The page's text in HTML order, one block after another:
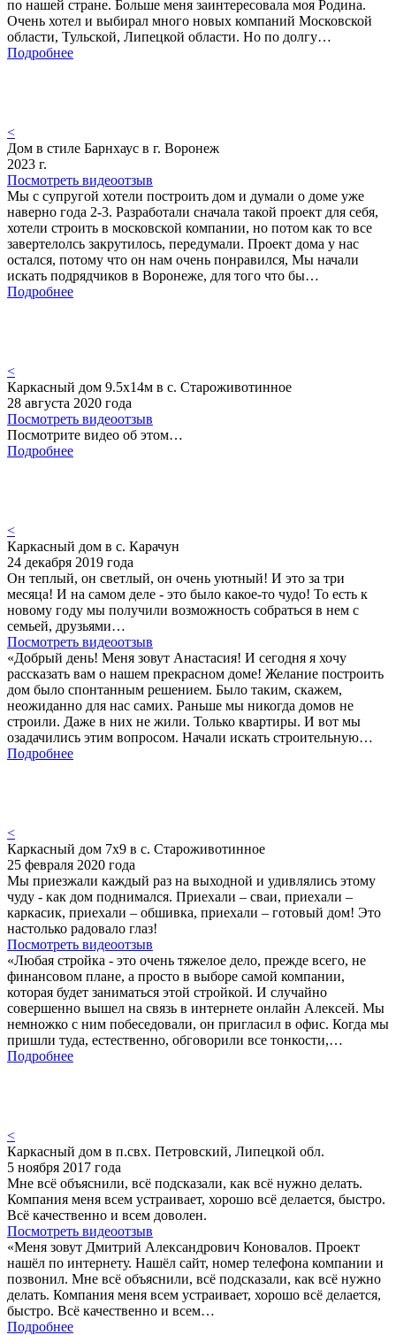
по нашей стране. Больше меня заинтересовала моя Родина.
Очень хотел и выбирал много новых компаний Московской
области, Тульской, Липецкой области. Но по долгу…
Подробнее
<
Дом в стиле Барнхаус в г. Воронеж
2023 г.
Посмотреть видеоотзыв
Мы с супругой хотели построить дом и думали о доме уже
наверно года 2-3. Разработали сначала такой проект для себя,
хотели строить в московской компании, но потом как то все
завертелолсь закрутилось, передумали. Проект дома у нас
остался, потому что он нам очень понравился, Мы начали
искать подрядчиков в Воронеже, для того что бы…
Подробнее
<
Каркасный дом 9.5х14м в с. Староживотинное
28 августа 2020 года
Посмотреть видеоотзыв
Посмотрите видео об этом…
Подробнее
<
Каркасный дом в с. Карачун
24 декабря 2019 года
Он теплый, он светлый, он очень уютный! И это за три
месяца! И на самом деле - это было какое-то чудо! То есть к
новому году мы получили возможность собраться в нем с
семьей, друзьями…
Посмотреть видеоотзыв
«Добрый день! Меня зовут Анастасия! И сегодня я хочу
рассказать вам о нашем прекрасном доме! Желание построить
дом было спонтанным решением. Было таким, скажем,
неожиданно для нас самих. Раньше мы никогда домов не
строили. Даже в них не жили. Только квартиры. И вот мы
озадачились этим вопросом. Начали искать строительную…
Подробнее
<
Каркасный дом 7х9 в с. Староживотинное
25 февраля 2020 года
Мы приезжали каждый раз на выходной и удивлялись этому
чуду - как дом поднимался. Приехали – сваи, приехали –
каркасик, приехали – обшивка, приехали – готовый дом! Это
настолько радовало глаз!
Посмотреть видеоотзыв
«Любая стройка - это очень тяжелое дело, прежде всего, не
финансовом плане, а просто в выборе самой компании,
которая будет заниматься этой стройкой. И случайно
совершенно вышел на связь в интернете онлайн Алексей. Мы
немножко с ним побеседовали, он пригласил в офис. Когда мы
пришли туда, естественно, обговорили все тонкости,…
Подробнее
<
Каркасный дом в п.свх. Петровский, Липецкой обл.
5 ноября 2017 года
Мне всё объяснили, всё подсказали, как всё нужно делать.
Компания меня всем устраивает, хорошо всё делается, быстро.
Всё качественно и всем доволен.
Посмотреть видеоотзыв
«Меня зовут Дмитрий Александрович Коновалов. Проект
нашёл по интернету. Нашёл сайт, номер телефона компании и
позвонил. Мне всё объяснили, всё подсказали, как всё нужно
делать. Компания меня всем устраивает, хорошо всё делается,
быстро. Всё качественно и всем…
Подробнее